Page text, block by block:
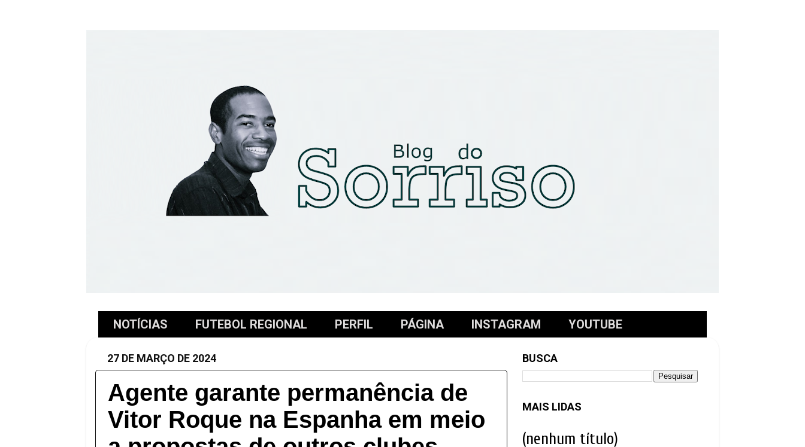
NOTÍCIAS FUTEBOL REGIONAL PERFIL PÁGINA INSTAGRAM YOUTUBE
27 DE MARÇO DE 2024
Agente garante permanência de
Vitor Roque na Espanha em meio
BUSCA
MAIS LIDAS
(nenhum título)